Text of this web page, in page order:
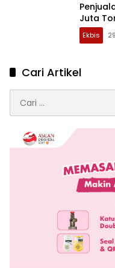
Juta
Ekbis
Cari Artikel
untuk: